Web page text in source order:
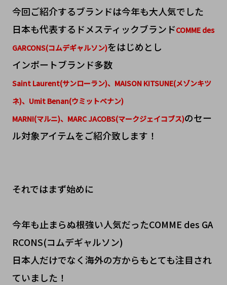
今回ご紹介するブランドは今年も大人気でした
日本も代表するドメスティックブランドCOMME des
GARCONS(コムデギャルソン)をはじめとし
インポートブランド多数
Saint Laurent(サンローラン)、MAISON KITSUNE(メゾンキツ
ネ)、Umit Benan(ウミットベナン)
MARNI(マルニ)、MARC JACOBS(マークジェイコブス)のセー
ル対象アイテムをご紹介致します！
それではまず始めに
今年も止まらぬ根強い人気だったCOMME des GA
RCONS(コムデギャルソン)
日本人だけでなく海外の方からもとても注目され
ていました！